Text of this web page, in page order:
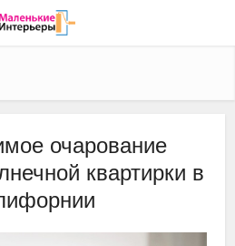
очарование
квартирки в